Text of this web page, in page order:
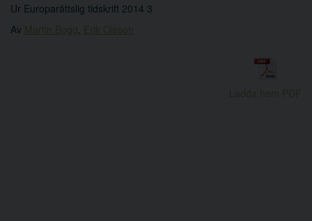
Ur Europarättslig tidskrift 2014 3
Av